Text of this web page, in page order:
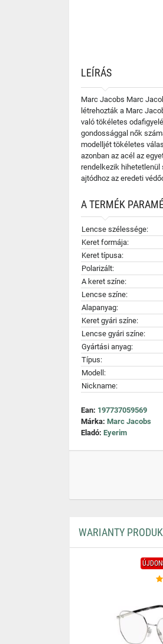
LEÍRÁS
Marc Jacobs Marc
létrehozták a Marc
való tökéletes
gondossággal nők
modelljét tökéletes
azonban az acél az
rendelkezik hihetetlenül
ajtódhoz az eredeti
A TERMÉK
Lencse szélessége:
Keret formája:
Keret típusa:
Polarizált:
A keret színe:
Lencse színe:
Alapanyag:
Keret gyári színe:
Lencse gyári színe:
Gyártási anyag:
Típus:
Modell:
Nickname:
Ean: 197737059569
Márka: Marc Jacobs
Eladó: Eyerim
WARIANTY